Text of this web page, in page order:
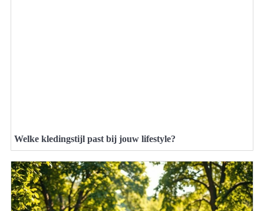
Welke kledingstijl past bij jouw lifestyle?